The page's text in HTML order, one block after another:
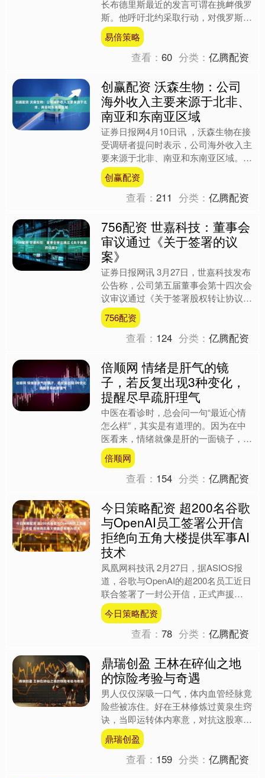
长布德里斯最近的发言可谓在挑衅俄罗
斯。他呼吁北约采取行动，对俄罗斯位
于加里宁格勒的军事基地进行攻击，这
不仅是对一个主权国家的直....
易倍策略
查看：60 分类：亿腾配资
创赢配资 沃森生物：公司
海外收入主要来源于北非、
南亚和东南亚区域
证券日报网4月10日讯 ，沃森生物在接
受调研者提问时表示，公司海外收入主
要来源于北非、南亚和东南亚区域。
（文章来源：证券日报） 海量资讯、
精准解读，尽在新浪财....
创赢配资
查看：211 分类：亿腾配资
756配资 世嘉科技：董事会
审议通过《关于签署的议
案》
证券日报网讯 3月27日，世嘉科技发布
公告称，公司第五届董事会第十四次会
议审议通过《关于签署股权转让协议的
议案》。 海量资讯、精准解读，尽在
新浪财经APP....
756配资
查看： 124 分类：亿腾配资
倍顺网 情绪是肝气的镜
子，若反复出现3种变化，
提醒尽早疏肝理气
中医在看诊时，总会问一句“最近心情
怎么样”，其实是有道理的。因为在中
医看来，情绪就像是肝的一面镜子，肝
气顺不顺，从你的情绪上就能瞧出端
倪。你想啊，肝在身体里掌管....
倍顺网
查看： 154 分类：亿腾配资
今日策略配资 超200名谷歌
与OpenAI员工签署公开信
拒绝向五角大楼提供军事AI
技术
凤凰网科技讯 2月27日，据ASIOS报
道，谷歌与OpenAI的超200名员工近日
联合签署了一封公开信，正式声援
Anthropic的立场，呼吁对先进人工智
能（A....
今日策略配资
查看：78 分类：亿腾配资
鼎瑞创盈 王林在碎仙之地
的惊险考验与奇遇
男人仅仅深吸一口气，体内血管经脉竟
险些被冻住。好在王林修炼过黄泉生窍
诀，当即运转体内寒意，对抗这股寒
气。 就在刚才，王林被师尊天运子带
到碎仙之地，以考验他的道心....
鼎瑞创盈
查看： 159 分类：亿腾配资